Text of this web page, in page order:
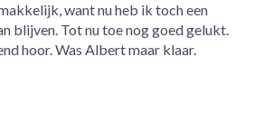
want nu heb ik toch een
blijven. Tot nu toe nog goed gelukt.
hoor. Was Albert maar klaar.